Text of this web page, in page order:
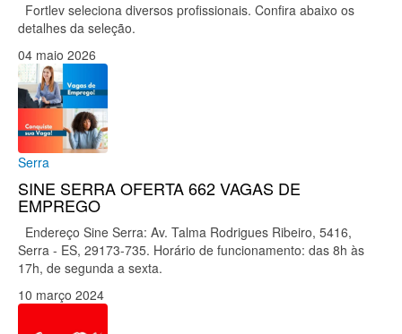
Fortlev seleciona diversos profissionais. Confira abaixo os
detalhes da seleção.
04 maio 2026
Serra
SINE SERRA OFERTA 662 VAGAS DE
EMPREGO
Endereço Sine Serra: Av. Talma Rodrigues Ribeiro, 5416,
Serra - ES, 29173-735. Horário de funcionamento: das 8h às
17h, de segunda a sexta.
10 março 2024